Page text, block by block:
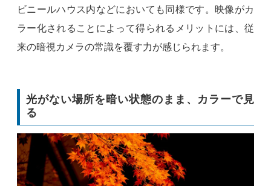
ビニールハウス内などにおいても同様です。映像がカ
ラー化されることによって得られるメリットには、従
来の暗視カメラの常識を覆す力が感じられます。
光がない場所を暗い状態のまま、カラーで見
る